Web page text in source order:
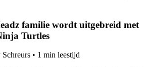
familie wordt uitgebreid met
Turtles
• 1 min leestijd